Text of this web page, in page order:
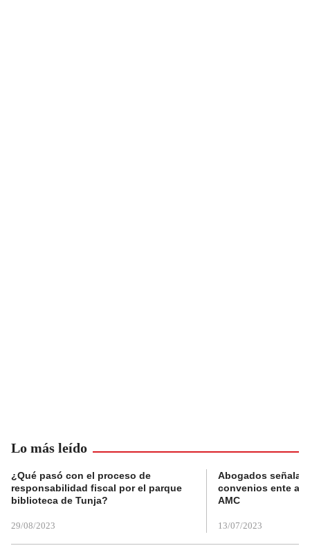
Lo más leído
¿Qué pasó con el proceso de
responsabilidad fiscal por el parque
biblioteca de Tunja?
29/08/2023
Abogados
convenios ente
AMC
13/07/2023